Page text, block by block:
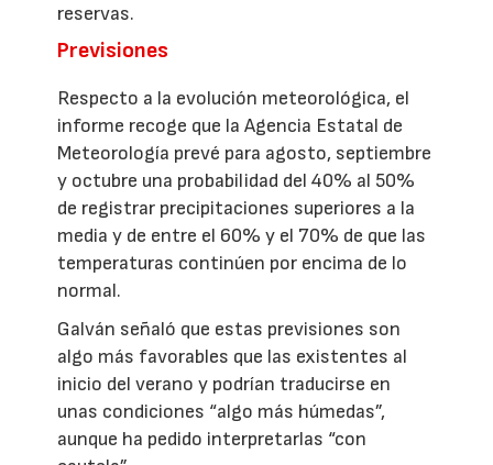
reservas.
Previsiones
Respecto a la evolución meteorológica, el
informe recoge que la Agencia Estatal de
Meteorología prevé para agosto, septiembre
y octubre una probabilidad del 40% al 50%
de registrar precipitaciones superiores a la
media y de entre el 60% y el 70% de que las
temperaturas continúen por encima de lo
normal.
Galván señaló que estas previsiones son
algo más favorables que las existentes al
inicio del verano y podrían traducirse en
unas condiciones “algo más húmedas”,
aunque ha pedido interpretarlas “con